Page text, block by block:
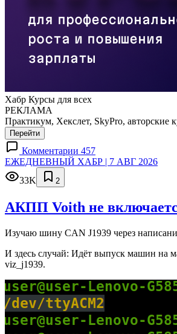
Хабр Курсы для всех
РЕКЛАМА
Практикум, Хекслет, SkyPro, авторские
Перейти
Комментарии 457
ЕЖЕДНЕВНЫЙ ХАБР | 7 АВГ 2026
33K
2
АКПП Voith не
Изучаю шину CAN J1939 через
И здесь случай: Идёт выпуск машин на
viz_j1939.